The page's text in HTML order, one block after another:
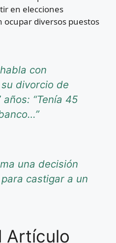
en elecciones
diversos puestos
con
divorcio de
“Tenía 45
una decisión
castigar a un
Artículo